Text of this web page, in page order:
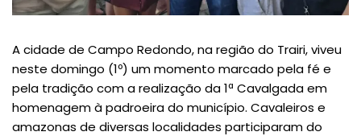
A cidade de Campo Redondo, na região do Trairi, viveu
neste domingo (1º) um momento marcado pela fé e
pela tradição com a realização da 1ª Cavalgada em
homenagem à padroeira do município. Cavaleiros e
amazonas de diversas localidades participaram do